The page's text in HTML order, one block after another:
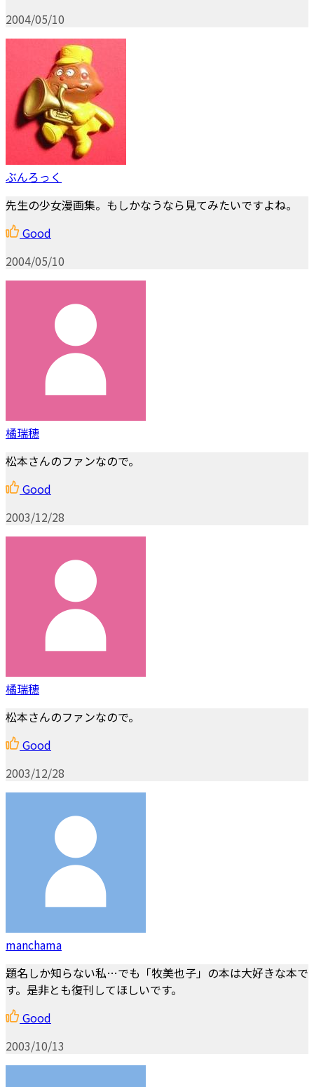
2004/05/10
ぶんろっく
先生の少女漫画集。もしかなうなら見てみたいですよね。
Good
2004/05/10
橘瑞穂
松本さんのファンなので。
Good
2003/12/28
橘瑞穂
松本さんのファンなので。
Good
2003/12/28
manchama
題名しか知らない私…でも「牧美也子」の本は大好きな本で
す。是非とも復刊してほしいです。
Good
2003/10/13